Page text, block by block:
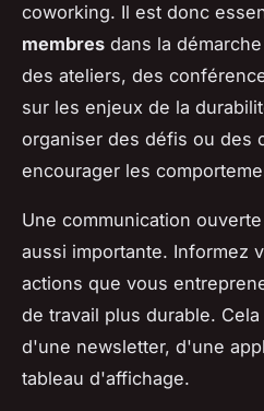
coworking. Il est donc
membres dans la
des ateliers, des
sur les enjeux de la
organiser des défis ou des
encourager les
Une communication
aussi importante. Informez
actions que vous
de travail plus durable.
d'une newsletter, d'une
tableau d'affichage.